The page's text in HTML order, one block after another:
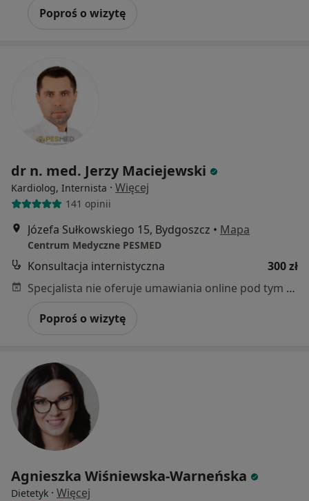
Poproś o wizytę
dr n. med. Jerzy Maciejewski
Kardiolog, Internista · Więcej
141 opinii
Józefa Sułkowskiego 15, Bydgoszcz • Mapa
Centrum Medyczne PESMED
Konsultacja internistyczna
300 zł
Specjalista nie oferuje umawiania online pod tym adresem.
Poproś o wizytę
Agnieszka Wiśniewska-Warneńska
Dietetyk · Więcej